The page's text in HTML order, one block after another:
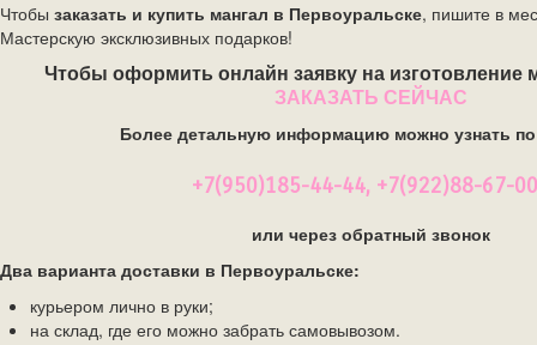
Чтобы заказать и купить мангал в Первоуральске, пишите в
Мастерскую эксклюзивных подарков!
Чтобы оформить онлайн заявку на изготовление
ЗАКАЗАТЬ СЕЙЧАС
Более детальную информацию можно узнать
+7(950)185-44-44, +7(922)88-67-
или через обратный звонок
Два варианта доставки в Первоуральске:
курьером лично в руки;
на склад, где его можно забрать самовывозом.